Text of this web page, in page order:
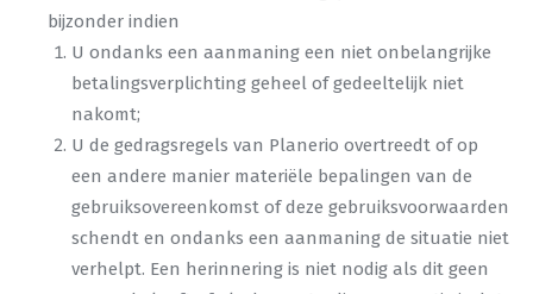
bijzonder indien
U ondanks een aanmaning een niet onbelangrijke
betalingsverplichting geheel of gedeeltelijk niet
nakomt;
U de gedragsregels van Planerio overtreedt of op
een andere manier materiële bepalingen van de
gebruiksovereenkomst of deze gebruiksvoorwaarden
schendt en ondanks een aanmaning de situatie niet
verhelpt. Een herinnering is niet nodig als dit geen